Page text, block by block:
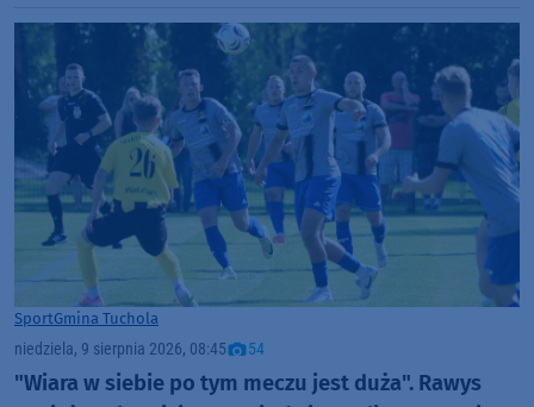
SportGmina Tuchola
niedziela, 9 sierpnia 2026, 08:45 54
"Wiara w siebie po tym meczu jest duża". Rawys